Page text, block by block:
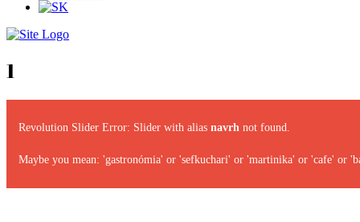
1
Revolution Slider Error: Slider with alias navrh not found.
Maybe you mean: 'gastronómia' or 'sefkuchari' or 'martinika' or 'cafe' or